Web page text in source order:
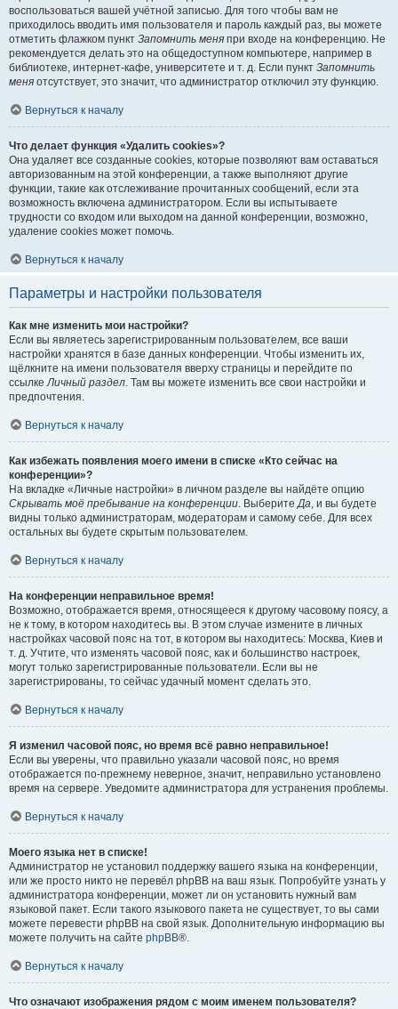
воспользоваться вашей учётной записью. Для того чтобы вам не
приходилось вводить имя пользователя и пароль каждый раз, вы можете
отметить флажком пункт Запомнить меня при входе на конференцию. Не
рекомендуется делать это на общедоступном компьютере, например в
библиотеке, интернет-кафе, университете и т. д. Если пункт Запомнить
меня отсутствует, это значит, что администратор отключил эту функцию.
Вернуться к началу
Что делает функция «Удалить cookies»?
Она удаляет все созданные cookies, которые позволяют вам оставаться
авторизованным на этой конференции, а также выполняют другие
функции, такие как отслеживание прочитанных сообщений, если эта
возможность включена администратором. Если вы испытываете
трудности со входом или выходом на данной конференции, возможно,
удаление cookies может помочь.
Вернуться к началу
Параметры и настройки пользователя
Как мне изменить мои настройки?
Если вы являетесь зарегистрированным пользователем, все ваши
настройки хранятся в базе данных конференции. Чтобы изменить их,
щёлкните на имени пользователя вверху страницы и перейдите по
ссылкеЛичный раздел. Там вы можете изменить все свои настройки и
предпочтения.
Вернуться к началу
Как избежать появления моего имени в списке «Кто сейчас на
конференции»?
На вкладке «Личные настройки» в личном разделе вы найдёте опцию
Скрывать моё пребывание на конференции. ВыберитеДа, и вы будете
видны только администраторам, модераторам и самому себе. Для всех
остальных вы будете скрытым пользователем.
Вернуться к началу
На конференции неправильное время!
Возможно, отображается время, относящееся к другому часовому поясу, а
не к тому, в котором находитесь вы. В этом случае измените в личных
настройках часовой пояс на тот, в котором вы находитесь: Москва, Киев и
т. д. Учтите, что изменять часовой пояс, как и большинство настроек,
могут только зарегистрированные пользователи. Если вы не
зарегистрированы, то сейчас удачный момент сделать это.
Вернуться к началу
Я изменил часовой пояс, но время всё равно неправильное!
Если вы уверены, что правильно указали часовой пояс, но время
отображается по-прежнему неверное, значит, неправильно установлено
время на сервере. Уведомите администратора для устранения проблемы.
Вернуться к началу
Моего языка нет в списке!
Администратор не установил поддержку вашего языка на конференции,
или же просто никто не перевёл phpBB на ваш язык. Попробуйте узнать у
администратора конференции, может ли он установить нужный вам
языковой пакет. Если такого языкового пакета не существует, то вы сами
можете перевести phpBB на свой язык. Дополнительную информацию вы
можете получить на сайте phpBB®.
Вернуться к началу
Что означают изображения рядом с моим именем пользователя?